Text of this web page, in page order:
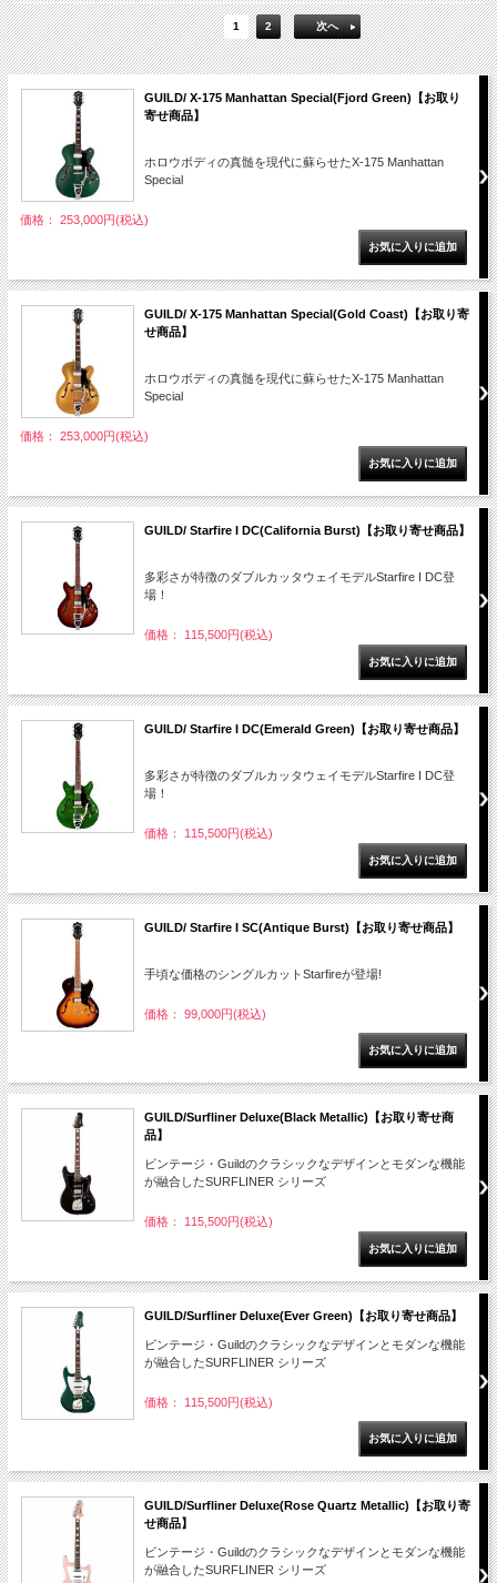
1 2 次へ
GUILD/ X-175 Manhattan Special(Fjord Green)【お取り
寄せ商品】
ホロウボディの真髄を現代に蘇らせたX-175 Manhattan
Special
価格： 253,000円(税込)
GUILD/ X-175 Manhattan Special(Gold Coast)【お取り寄
せ商品】
ホロウボディの真髄を現代に蘇らせたX-175 Manhattan
Special
価格： 253,000円(税込)
GUILD/ Starfire I DC(California Burst)【お取り寄せ商品】
多彩さが特徴のダブルカッタウェイモデルStarfire I DC登
場！
価格： 115,500円(税込)
GUILD/ Starfire I DC(Emerald Green)【お取り寄せ商品】
多彩さが特徴のダブルカッタウェイモデルStarfire I DC登
場！
価格： 115,500円(税込)
GUILD/ Starfire I SC(Antique Burst)【お取り寄せ商品】
手頃な価格のシングルカットStarfireが登場!
価格： 99,000円(税込)
GUILD/Surfliner Deluxe(Black Metallic)【お取り寄せ商
品】
ビンテージ・Guildのクラシックなデザインとモダンな機能
が融合したSURFLINER シリーズ
価格： 115,500円(税込)
GUILD/Surfliner Deluxe(Ever Green)【お取り寄せ商品】
ビンテージ・Guildのクラシックなデザインとモダンな機能
が融合したSURFLINER シリーズ
価格： 115,500円(税込)
GUILD/Surfliner Deluxe(Rose Quartz Metallic)【お取り寄
せ商品】
ビンテージ・Guildのクラシックなデザインとモダンな機能
が融合したSURFLINER シリーズ